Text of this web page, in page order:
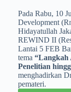
Pada Rabu, 10
Development
Hidayatullah
REWIND II
Lantai 5 FEB
tema “Langkah
Penelitian
menghadirkan
pemateri.